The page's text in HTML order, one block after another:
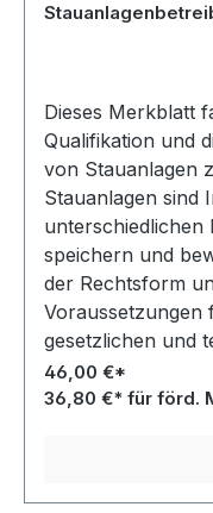
Dieses Merkblatt
Qualifikation und
von Stauanlagen
Stauanlagen sind
unterschiedlichen
speichern und
der Rechtsform
Voraussetzungen
gesetzlichen und
Planung, Bau,
sind unter
ausreichendes
46,00 €*
36,80 €* für förd.